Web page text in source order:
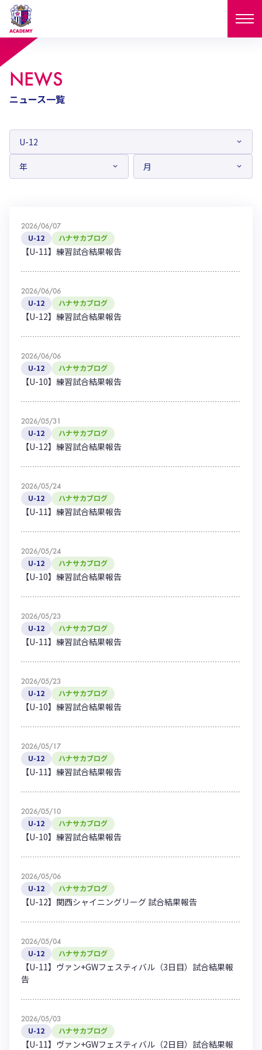
ニュース
U-18 U-15
ガールズU-15
試合日程
西U-15
選手
PLAYERS
U-18
西U-15
U-12
ガールズU-15
スタッフ
SELECTION
アカデミー
セレクション
フィロソフィー
ハナサカクラブ
セレッソ大阪
NEWS
ニュース一覧
2026/06/07
U-12 ハナサカブログ
【U-11】練習試合結果報告
2026/06/06
U-12 ハナサカブログ
【U-12】練習試合結果報告
2026/06/06
U-12 ハナサカブログ
【U-10】練習試合結果報告
2026/05/31
U-12 ハナサカブログ
【U-12】練習試合結果報告
2026/05/24
U-12 ハナサカブログ
【U-11】練習試合結果報告
2026/05/24
U-12 ハナサカブログ
【U-10】練習試合結果報告
2026/05/23
U-12 ハナサカブログ
【U-11】練習試合結果報告
2026/05/23
U-12 ハナサカブログ
【U-10】練習試合結果報告
2026/05/17
U-12 ハナサカブログ
【U-11】練習試合結果報告
2026/05/10
U-12 ハナサカブログ
【U-10】練習試合結果報告
2026/05/06
U-12 ハナサカブログ
【U-12】関西シャイニングリーグ 試合結果報告
2026/05/04
U-12 ハナサカブログ
【U-11】ヴァン+GWフェスティバル（3日目）試合結果報
告
2026/05/03
U-12 ハナサカブログ
【U-11】ヴァン+GWフェスティバル（2日目）試合結果報